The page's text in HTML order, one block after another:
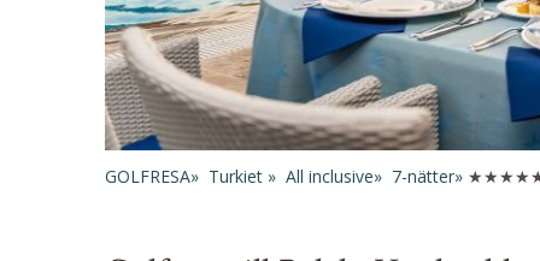
GOLFRESA» Turkiet » All inclusive» 7-nätter»